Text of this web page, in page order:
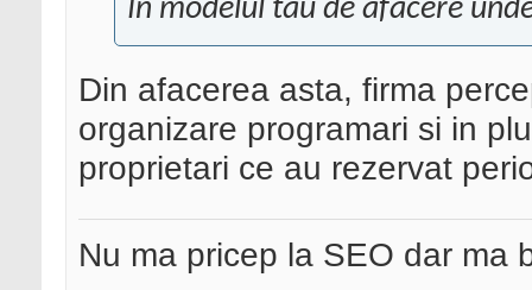
In modelul tau de afacere
Din afacerea asta, firma
organizare programari si in
proprietari ce au rezervat
Nu ma pricep la SEO dar ma